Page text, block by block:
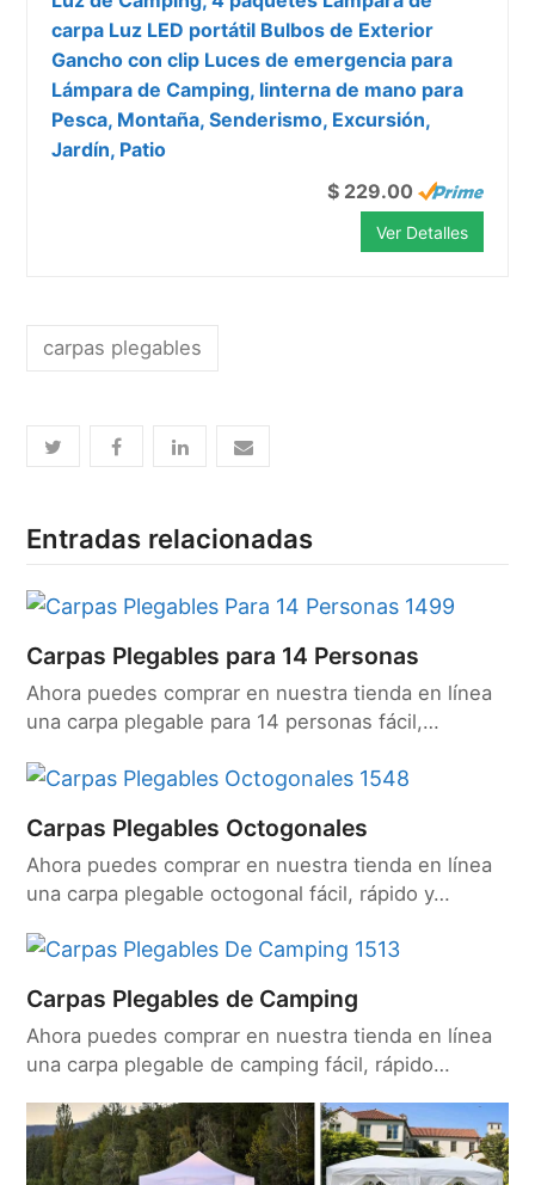
carpa Luz LED portátil Bulbos de Exterior
Gancho con clip Luces de emergencia para
Lámpara de Camping, linterna de mano para
Pesca, Montaña, Senderismo, Excursión,
Jardín, Patio
$ 229.00
Ver Detalles
carpas plegables
Entradas relacionadas
Carpas Plegables para 14 Personas
Ahora puedes comprar en nuestra tienda en línea
una carpa plegable para 14 personas fácil,…
Carpas Plegables Octogonales
Ahora puedes comprar en nuestra tienda en línea
una carpa plegable octogonal fácil, rápido y…
Carpas Plegables de Camping
Ahora puedes comprar en nuestra tienda en línea
una carpa plegable de camping fácil, rápido…